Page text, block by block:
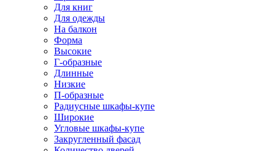
Для книг
Для одежды
На балкон
Форма
Высокие
Г-образные
Длинные
Низкие
П-образные
Радиусные шкафы-купе
Широкие
Угловые шкафы-купе
Закругленный фасад